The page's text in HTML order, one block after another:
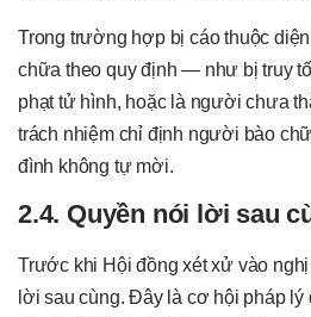
Trong trường hợp bị cáo thuộc
chữa theo quy định — như bị truy
phạt tử hình, hoặc là người chưa
trách nhiệm chỉ định người bào
đình không tự mời.
2.4. Quyền nói lời sau
Trước khi Hội đồng xét xử vào
lời sau cùng. Đây là cơ hội pháp lý